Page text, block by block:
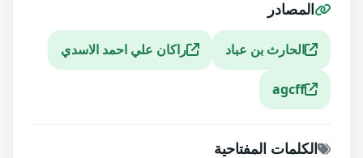
المصادر
الحارث بن عباد راكان علي احمد الاسدي
agcff
الكلمات المفتاحية